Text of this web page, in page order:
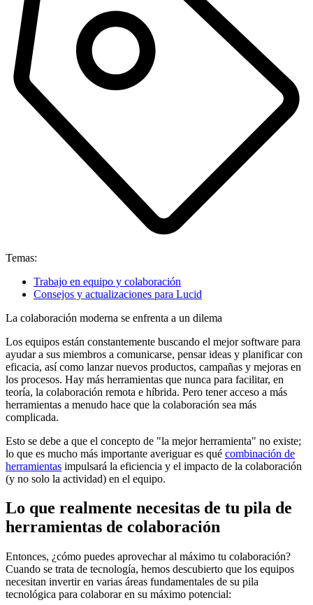
Temas:
Trabajo en equipo y colaboración
Consejos y actualizaciones para Lucid
La colaboración moderna se enfrenta a un dilema
Los equipos están constantemente buscando el mejor software para
ayudar a sus miembros a comunicarse, pensar ideas y planificar con
eficacia, así como lanzar nuevos productos, campañas y mejoras en
los procesos. Hay más herramientas que nunca para facilitar, en
teoría, la colaboración remota e híbrida. Pero tener acceso a más
herramientas a menudo hace que la colaboración sea más
complicada.
Esto se debe a que el concepto de "la mejor herramienta" no existe;
lo que es mucho más importante averiguar es qué combinación de
herramientas impulsará la eficiencia y el impacto de la colaboración
(y no solo la actividad) en el equipo.
Lo que realmente necesitas de tu pila de
herramientas de colaboración
Entonces, ¿cómo puedes aprovechar al máximo tu colaboración?
Cuando se trata de tecnología, hemos descubierto que los equipos
necesitan invertir en varias áreas fundamentales de su pila
tecnológica para colaborar en su máximo potencial: